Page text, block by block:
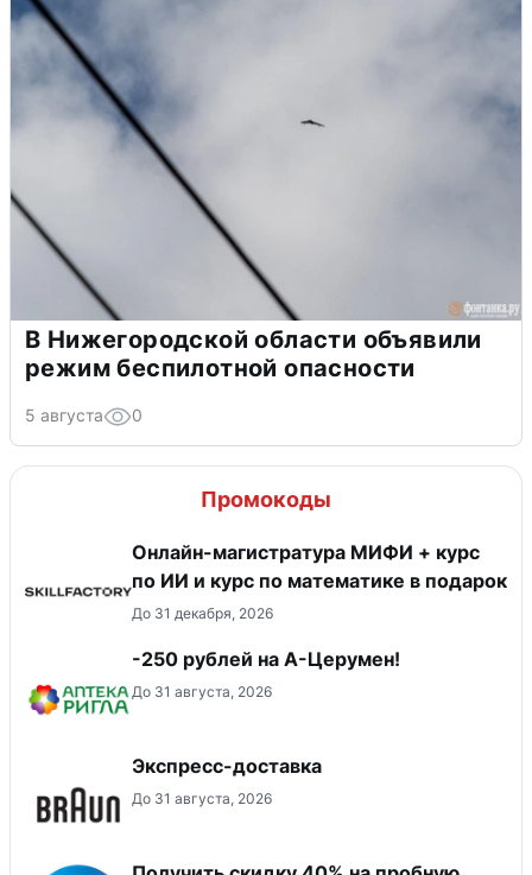
В Нижегородской области объявили
режим беспилотной опасности
5 августа 0
Промокоды
Онлайн-магистратура МИФИ + курс
по ИИ и курс по математике в подарок
До 31 декабря, 2026
-250 рублей на А-Церумен!
До 31 августа, 2026
Экспресс-доставка
До 31 августа, 2026